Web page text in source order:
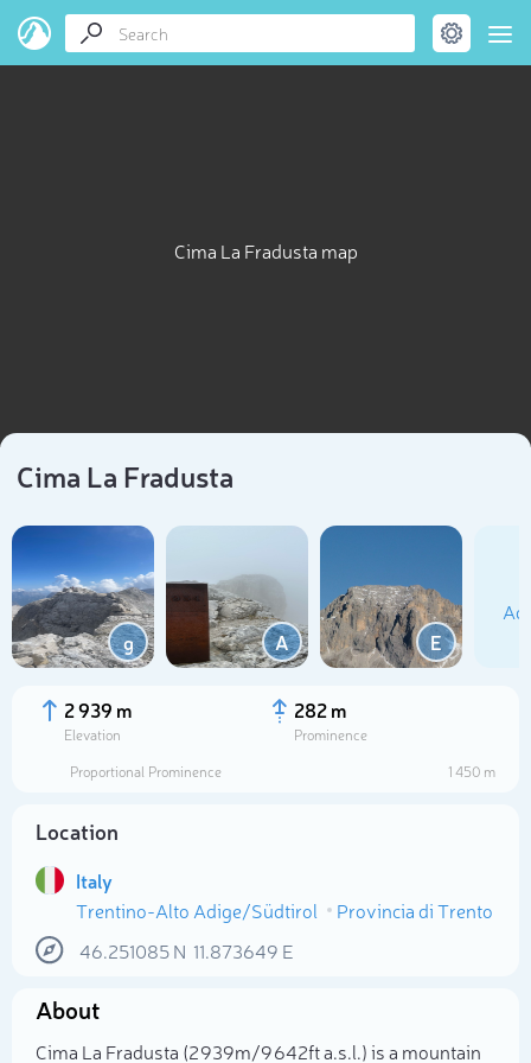
Cima La Fradusta map
Cima La Fradusta
g A E
2 939 m
Elevation
282 m
Prominence
Proportional Prominence
1 450 m
Location
Italy
Trentino-Alto Adige/Südtirol
Provincia di Trento
46.251085N 11.873649 E
About
Cima La Fradusta (2 939m/9 642ft a.s.l.) is a mountain
Select photo